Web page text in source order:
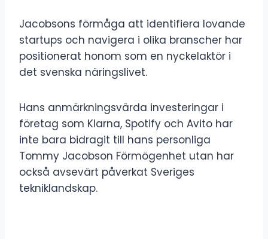
Jacobsons förmåga att identifiera lovande
startups och navigera i olika branscher har
positionerat honom som en nyckelaktör i
det svenska näringslivet.
Hans anmärkningsvärda investeringar i
företag som Klarna, Spotify och Avito har
inte bara bidragit till hans personliga
Tommy Jacobson Förmögenhet utan har
också avsevärt påverkat Sveriges
tekniklandskap.